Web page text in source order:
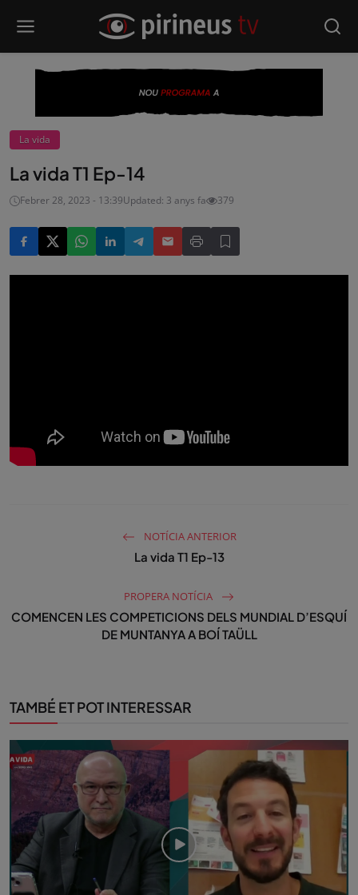
La vida
La vida T1 Ep-14
Febrer 28, 2023 - 13:39Updated: 3 anys fa 379
NOTÍCIA ANTERIOR
La vida T1 Ep-13
PROPERA NOTÍCIA
COMENCEN LES COMPETICIONS DELS MUNDIAL D’ESQUÍ
DE MUNTANYA A BOÍ TAÜLL
TAMBÉ ET POT INTERESSAR